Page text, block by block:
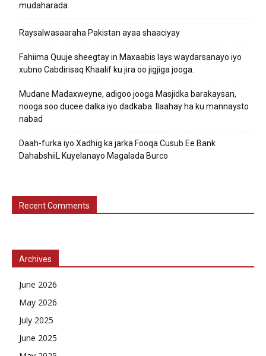
mudaharada
Raysalwasaaraha Pakistan ayaa shaaciyay
Fahiima Quuje sheegtay in Maxaabis lays waydarsanayo iyo
xubno Cabdirisaq Khaalif ku jira oo jigjiga jooga.
Mudane Madaxweyne, adigoo jooga Masjidka barakaysan,
nooga soo ducee dalka iyo dadkaba. Ilaahay ha ku mannaysto
nabad
Daah-furka iyo Xadhig ka jarka Fooqa Cusub Ee Bank
DahabshiiL Kuyelanayo Magalada Burco
Recent Comments
Archives
June 2026
May 2026
July 2025
June 2025